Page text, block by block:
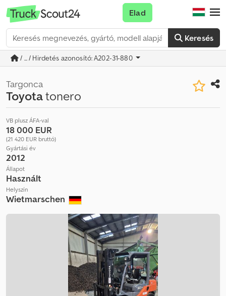
Keresés
Elad
/ ... / Hirdetés azonosító: A202-31-880
Targonca
Toyotatonero
VB plusz ÁFA-val
18 000 EUR
(21 420 EUR bruttó)
Gyártási év
2012
Állapot
Használt
Helyszín
Wietmarschen